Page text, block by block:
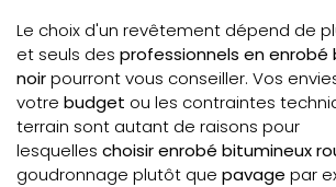
Le choix d'un revêtement dépend de
et seuls des professionnels en enrobé
noirpourront vous conseiller. Vos
votre budget ou les contraintes
terrain sont autant de raisons pour
lesquelles choisir enrobé bitumineux
goudronnage plutôt que pavage par